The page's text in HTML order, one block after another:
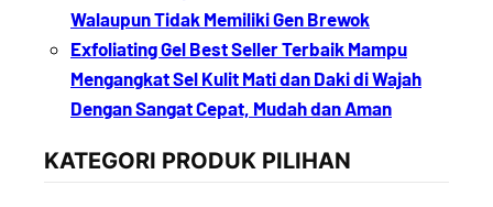
Walaupun Tidak Memiliki Gen Brewok
Exfoliating Gel Best Seller Terbaik Mampu
Mengangkat Sel Kulit Mati dan Daki di Wajah
Dengan Sangat Cepat, Mudah dan Aman
KATEGORI PRODUK PILIHAN